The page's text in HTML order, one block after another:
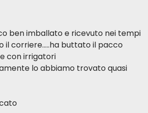
ben imballato e ricevuto nei tempi
il corriere.....ha buttato il pacco
con irrigatori
lo abbiamo trovato quasi